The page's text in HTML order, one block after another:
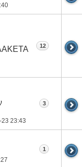
12
23 23:43
3
1